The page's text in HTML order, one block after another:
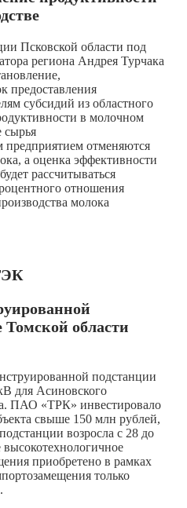
Псковской области под
региона Андрея Турчака
предоставления
субсидий из областного
в молочном
сырья
отменяются
а оценка эффективности
рассчитываться
отношения
молока
области
подстанции
для Асиновского
ПАО «ТРК» инвестировало
свыше 150 млн рублей,
возросла с 28 до
приобретено в рамках
только